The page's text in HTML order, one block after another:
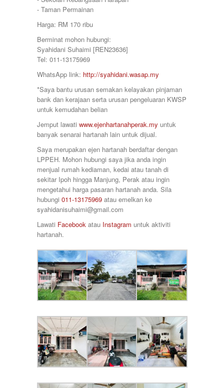
Taiping
Taman Ampang
Taman Bunga Raya
Taman Chandan Puteri 3
Taman Gemilang
Taman Ipoh Jaya
Taman Juasseh Sentosa
Taman Kinta
Taman Mewah
Taman Pakatan Jaya
Taman Parit Jaya
Taman Perpaduan Koperasi
Taman Putra Indah
Taman Raia Gemilang
Taman Raia Mesta
Taman Raia Savanna
Taman Rapat Perdana
Taman Saujana Permai
Taman Seri Bayu
Taman Sri Ampang
Taman Tawas Permai
Taman Tronoh Universiti
Tambun
Tanah Hitam
Tanjung Malim
Tanjung Rambutan
Tapah
Tasek
Teluk Intan
Tronoh
415000
430000
450000
460000
470000
500000
58000
580000
600
65000
650000
700
70000
700000
75000
78000
80000
85000
920000
98000
⁃ Taman Permainan
Harga: RM 170 ribu
Berminat mohon hubungi:
Syahidani Suhaimi [REN23636]
Tel: 011-13175969
WhatsApp link: http://syahidani.wasap.my
*Saya bantu urusan semakan kelayakan pinjaman
bank dan kerajaan serta urusan pengeluaran KWSP
untuk kemudahan belian
Jemput lawati www.ejenhartanahperak.my untuk
banyak senarai hartanah lain untuk dijual.
Saya merupakan ejen hartanah berdaftar dengan
LPPEH. Mohon hubungi saya jika anda ingin
menjual rumah kediaman, kedai atau tanah di
sekitar Ipoh hingga Manjung, Perak atau ingin
mengetahui harga pasaran hartanah anda. Sila
hubungi 011-13175969 atau emelkan ke
syahidanisuhaimi@gmail.com
Lawati Facebook atau Instagram untuk aktiviti
hartanah.